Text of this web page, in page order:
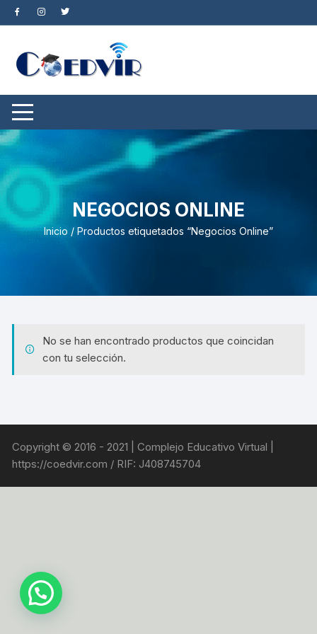
Saltar
al
NEGOCIOS ONLINE
Inicio / Productos etiquetados “Negocios Online”
No se han encontrado productos que coincidan
con tu selección.
Copyright © 2016 - 2021 | Complejo Educativo Virtual |
https://coedvir.com / RIF: J408745704